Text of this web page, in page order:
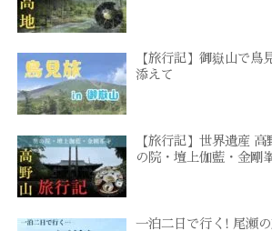
【旅行記】御嶽山で鳥
添えて
【旅行記】世界遺産
の院・壇上伽藍・金剛
一泊二日で行く! 尾瀬